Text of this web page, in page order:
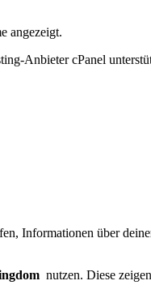
angezeigt.
Anbieter cPanel
Informationen über
nutzen. Diese